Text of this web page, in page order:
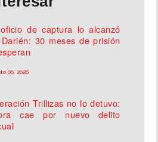
de captura lo alcanzó
30 meses de prisión
06, 2026
Trillizas no lo detuvo:
cae por nuevo delito